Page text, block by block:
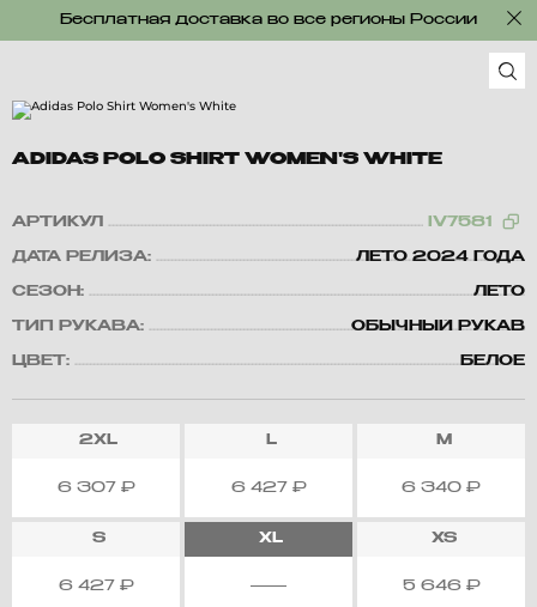
Бесплатная доставка во все регионы России
ADIDAS POLO SHIRT WOMEN'S WHITE
АРТИКУЛ IV7581
ДАТА РЕЛИЗА: ЛЕТО 2024 ГОДА
СЕЗОН: ЛЕТО
ТИП РУКАВА: ОБЫЧНЫЙ РУКАВ
ЦВЕТ: БЕЛОЕ
2XL
6 307 ₽
L
6 427 ₽
M
6 340 ₽
S
6 427 ₽
XL XS
5 646 ₽